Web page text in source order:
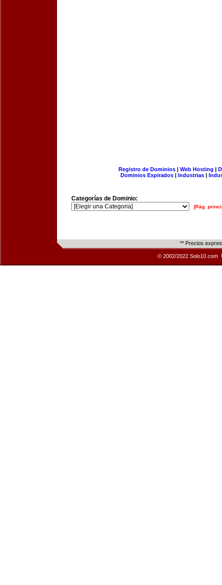
Registro de Dominios| Web Hosting |
Dominios Expirados | Industrias |
Categorías de Dominio:
[Pág.
** Precios
© 2002/2022 Solo10.com